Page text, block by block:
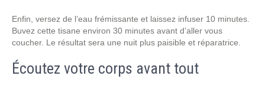
Enfin, versez de l’eau frémissante et laissez infuser 10 minutes.
Buvez cette tisane environ 30 minutes avant d’aller vous
coucher. Le résultat sera une nuit plus paisible et réparatrice.
Écoutez votre corps avant tout